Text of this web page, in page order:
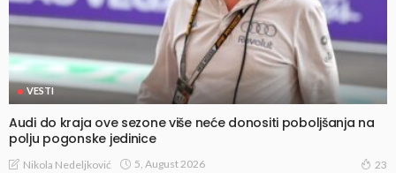
VESTI
Audi do kraja ove sezone više neće donositi poboljšanja na
polju pogonske jedinice
Nikola Nedeljković 5, August 2026 23